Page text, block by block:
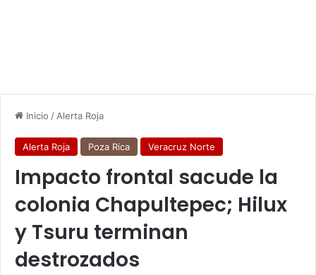
Inicio / Alerta Roja
Alerta Roja Poza Rica Veracruz Norte
Impacto frontal sacude la
colonia Chapultepec; Hilux
y Tsuru terminan
destrozados